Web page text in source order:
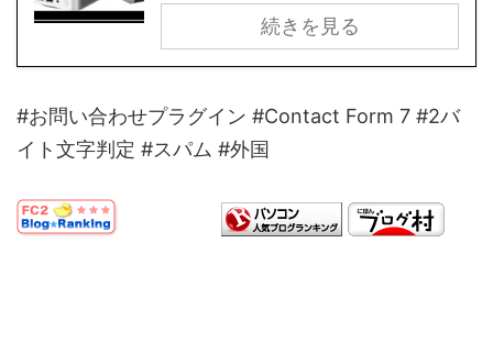
続きを見る
#お問い合わせプラグイン #Contact Form 7 #2バ
イト文字判定 #スパム #外国